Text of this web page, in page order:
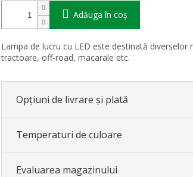
Adăuga în coş
Lampa de lucru cu LED este destinată diverselor
tractoare, off-road, macarale etc.
Opțiuni de livrare și plată
Temperaturi de culoare
Evaluarea magazinului